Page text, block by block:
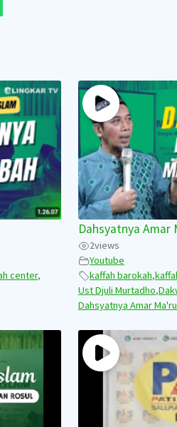
center,
Dahsyatnya Amar
2views
Youtube
kaffah barokah,
Ust Djuli Murtadho,
Dahsyatnya Amar